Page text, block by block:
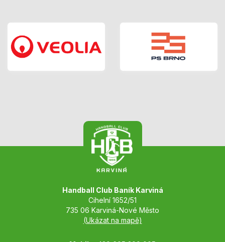
Handball Club Baník Karviná
Cihelní 1652/51
735 06 Karviná-Nové Město
(Ukázat na mapě)